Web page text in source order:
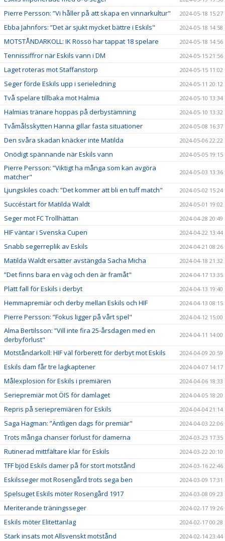
Pierre Persson: ”Vi håller på att skapa en vinnarkultur" 2024-05-18 15:27
Ebba Jahnfors: ”Det är sjukt mycket bättre i Eskils" 2024-05-18 14:58
MOTSTÅNDARKOLL: IK Rössö har tappat 18 spelare 2024-05-18 14:56
Tennissiffror när Eskils vann i DM 2024-05-15 21:56
Laget roteras mot Staffanstorp 2024-05-15 11:02
Seger förde Eskils upp i serieledning 2024-05-11 20:12
Två spelare tillbaka mot Halmia 2024-05-10 13:34
Halmias tränare hoppas på derbystämning 2024-05-10 13:32
Tvåmålsskytten Hanna gillar fasta situationer 2024-05-08 16:37
Den svåra skadan knäcker inte Matilda 2024-05-06 22:22
Onödigt spännande när Eskils vann 2024-05-05 19:15
Pierre Persson: ”Viktigt ha många som kan avgöra
matcher"
2024-05-03 13:36
Ljungskiles coach: ”Det kommer att bli en tuff match" 2024-05-02 15:24
Succéstart för Matilda Waldt 2024-05-01 19:02
Seger mot FC Trollhättan 2024-04-28 20:49
HIF väntar i Svenska Cupen 2024-04-22 13:44
Snabb segerreplik av Eskils 2024-04-21 08:26
Matilda Waldt ersätter avstängda Sacha Micha 2024-04-18 21:32
”Det finns bara en väg och den är framåt" 2024-04-17 13:35
Platt fall för Eskils i derbyt 2024-04-13 19:40
Hemmapremiär och derby mellan Eskils och HIF 2024-04-13 08:15
Pierre Persson: ”Fokus ligger på vårt spel" 2024-04-12 15:00
Alma Bertilsson: ”Vill inte fira 25-årsdagen med en
derbyförlust"
2024-04-11 14:00
Motståndarkoll: HIF väl förberett för derbyt mot Eskils 2024-04-09 20:59
Eskils dam får tre lagkaptener 2024-04-07 14:17
Målexplosion för Eskils i premiären 2024-04-06 18:33
Seriepremiär mot ÖIS för damlaget 2024-04-05 18:20
Repris på seriepremiären för Eskils 2024-04-04 21:14
Saga Hagman: ”Äntligen dags för premiär" 2024-04-03 22:06
Trots många chanser förlust för damerna 2024-03-23 17:35
Rutinerad mittfältare klar för Eskils 2024-03-22 20:10
TFF bjöd Eskils damer på för stort motstånd 2024-03-16 22:46
Eskilsseger mot Rosengård trots sega ben 2024-03-09 17:31
Spelsuget Eskils möter Rosengård 1917 2024-03-08 09:23
Meriterande träningsseger 2024-02-17 19:26
Eskils möter Elitettanlag 2024-02-17 00:28
Stark insats mot Allsvenskt motstånd 2024-02-14 23:44